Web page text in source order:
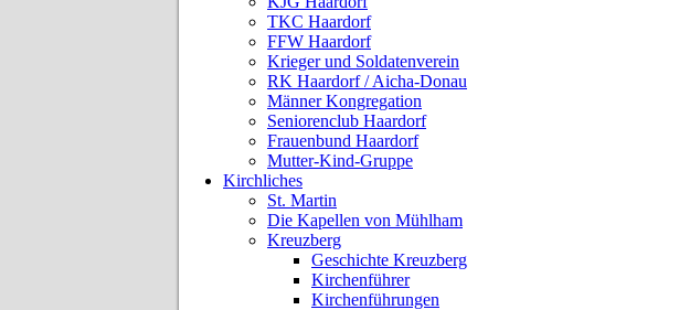
TKC Haardorf
FFW Haardorf
Krieger und Soldatenverein
RK Haardorf / Aicha-Donau
Männer Kongregation
Seniorenclub Haardorf
Frauenbund Haardorf
Mutter-Kind-Gruppe
Kirchliches
St. Martin
Die Kapellen von Mühlham
Kreuzberg
Geschichte Kreuzberg
Kirchenführer
Kirchenführungen